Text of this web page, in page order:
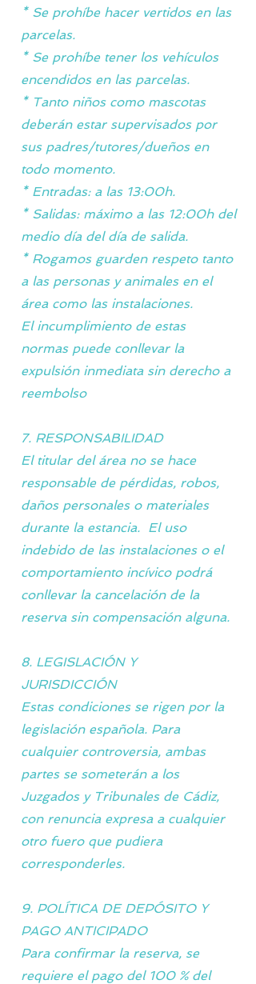
* Se prohíbe hacer vertidos en las
parcelas.
* Se prohíbe tener los vehículos
encendidos en las parcelas.
* Tanto niños como mascotas
deberán estar supervisados por
sus padres/tutores/dueños en
todo momento.
* Entradas: a las 13:00h.
* Salidas: máximo a las 12:00h del
medio día del día de salida.
* Rogamos guarden respeto tanto
a las personas y animales en el
área como las instalaciones.
El incumplimiento de estas
normas puede conllevar la
expulsión inmediata sin derecho a
reembolso
7. RESPONSABILIDAD
El titular del área no se hace
responsable de pérdidas, robos,
daños personales o materiales
durante la estancia. El uso
indebido de las instalaciones o el
comportamiento incívico podrá
conllevar la cancelación de la
reserva sin compensación alguna.
8. LEGISLACIÓN Y
JURISDICCIÓN
Estas condiciones se rigen por la
legislación española. Para
cualquier controversia, ambas
partes se someterán a los
Juzgados y Tribunales de Cádiz,
con renuncia expresa a cualquier
otro fuero que pudiera
corresponderles.
9. POLÍTICA DE DEPÓSITO Y
PAGO ANTICIPADO
Para confirmar la reserva, se
requiere el pago del 100 % del